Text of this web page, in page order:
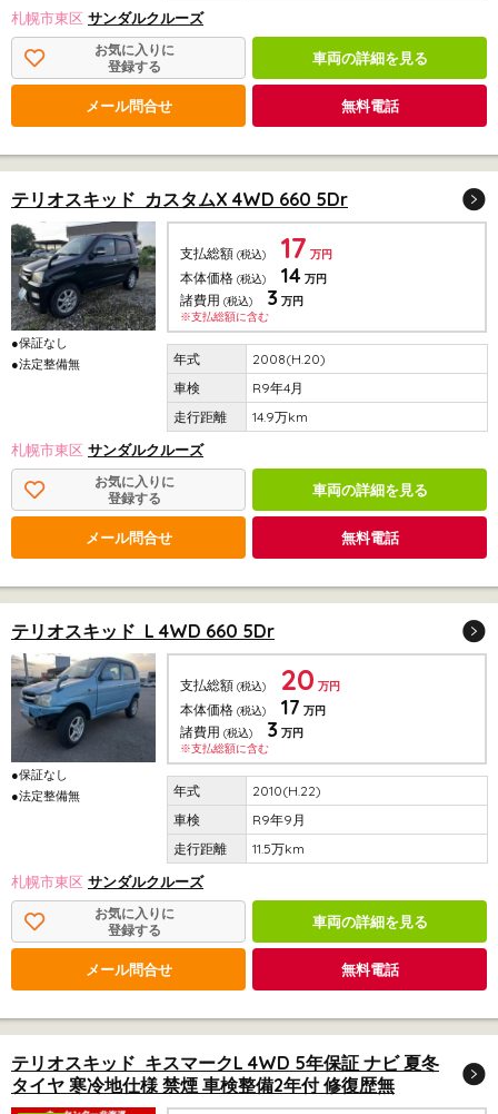
札幌市東区 サンダルクルーズ
お気に入りに
登録する
車両の詳細を見る
メール問合せ 無料電話
テリオスキッド カスタムX 4WD 660 5Dr
●保証なし
●法定整備無
支払総額 (税込) 17 万円
本体価格 (税込) 14 万円
諸費用 (税込) 3 万円
※支払総額に含む
2008(H.20)
R9年4月
14.9万km
札幌市東区 サンダルクルーズ
お気に入りに
登録する
車両の詳細を見る
メール問合せ 無料電話
テリオスキッド L 4WD 660 5Dr
●保証なし
●法定整備無
支払総額 (税込) 20 万円
本体価格 (税込) 17 万円
諸費用 (税込) 3 万円
※支払総額に含む
2010(H.22)
R9年9月
11.5万km
札幌市東区 サンダルクルーズ
お気に入りに
登録する
車両の詳細を見る
メール問合せ 無料電話
テリオスキッド キスマークL 4WD 5年保証 ナビ 夏冬
タイヤ 寒冷地仕様 禁煙 車検整備2年付 修復歴無